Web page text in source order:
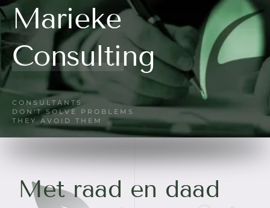
Marieke
Consulting
CONSULTANTS
DON'T SOLVE PROBLEMS
THEY AVOID THEM
Met raad en daad